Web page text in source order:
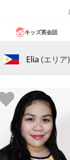
キッズ英会話
Elia (エリア)